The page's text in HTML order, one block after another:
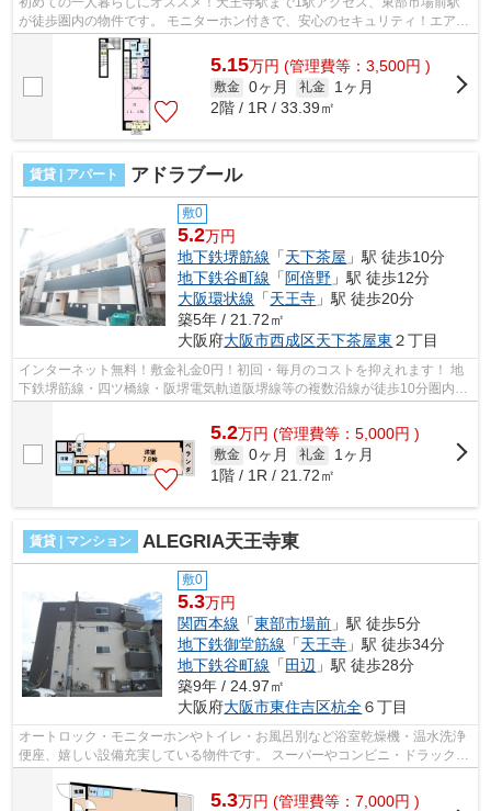
が徒歩圏内の物件です。 モニターホン付きで、安心のセキュリティ！エアコ
ン・浴室乾燥機などの設備がございま...
5.15万円 (管理費等：3,500円 )
敷金 0ヶ月 礼金
1ヶ月
2階 / 1R / 33.39㎡
賃貸 | アパート アドラブール
敷0
5.2万円
地下鉄堺筋線 「天下茶屋 」駅 徒歩10分
地下鉄谷町線 「阿倍野 」駅 徒歩12分
大阪環状線 「天王寺 」駅 徒歩20分
築5年 / 21.72㎡
大阪府大阪市西成区天下茶屋東 ２丁目
インターネット無料！敷金礼金0円！初回・毎月のコストを抑えれます！ 地
下鉄堺筋線・四ツ橋線・阪堺電気軌道阪堺線等の複数沿線が徒歩10分圏内で
ご利用可能です！ ■□■□■□■□■□■□■□■□...
5.2万円 (管理費等：5,000円 )
敷金 0ヶ月 礼金
1ヶ月
1階 / 1R / 21.72㎡
賃貸 | マンション ALEGRIA天王寺東
敷0
5.3万円
関西本線 「東部市場前 」駅 徒歩5分
地下鉄御堂筋線 「天王寺 」駅 徒歩34分
地下鉄谷町線 「 田辺 」駅 徒歩28分
築9年 / 24.97㎡
大阪府大阪市東住吉区杭全６丁目
オートロック・モニターホンやトイレ・お風呂別など浴室乾燥機・温水洗浄
便座、嬉しい設備充実している物件です。 スーパーやコンビニ・ドラックス
5.3万円 (管理費等：7,000円 )